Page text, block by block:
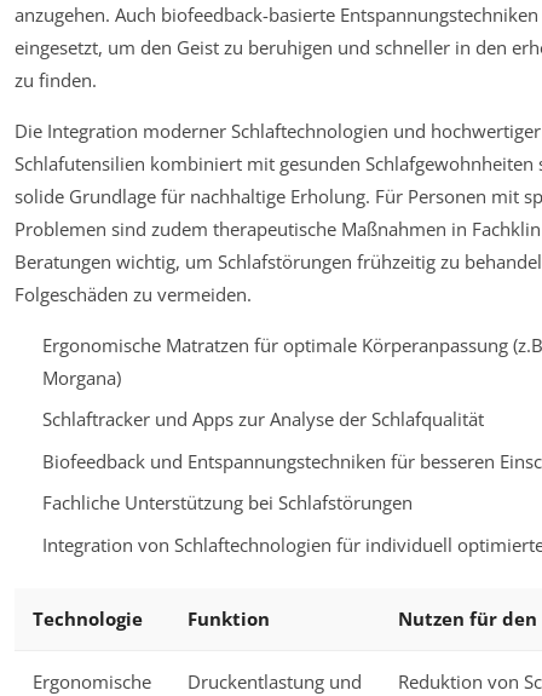
anzugehen. Auch biofeedback-basierte
eingesetzt, um den Geist zu beruhigen und schneller in den
zu finden.
Die Integration moderner Schlaftechnologien und hochwertiger
Schlafutensilien kombiniert mit gesunden Schlafgewohnheiten
solide Grundlage für nachhaltige Erholung. Für Personen mit
Problemen sind zudem therapeutische Maßnahmen in
Beratungen wichtig, um Schlafstörungen frühzeitig zu
Folgeschäden zu vermeiden.
Ergonomische Matratzen für optimale Körperanpassung
Morgana)
Schlaftracker und Apps zur Analyse der Schlafqualität
Biofeedback und Entspannungstechniken für besseren
Fachliche Unterstützung bei Schlafstörungen
Integration von Schlaftechnologien für individuell
Technologie Funktion Nutzen für den
Ergonomische
Druckentlastung und
Reduktion von